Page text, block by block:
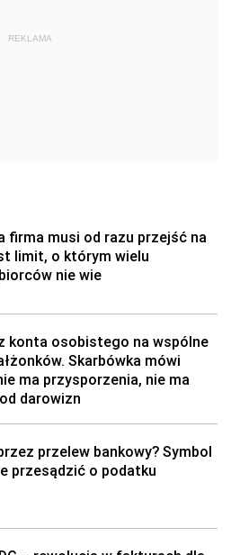
REKLAMA
firma musi od razu przejść na
limit, o którym wielu
nie wie
konta osobistego na wspólne
Skarbówka mówi
ma przysporzenia, nie ma
darowizn
przelew bankowy? Symbol
przesądzić o podatku